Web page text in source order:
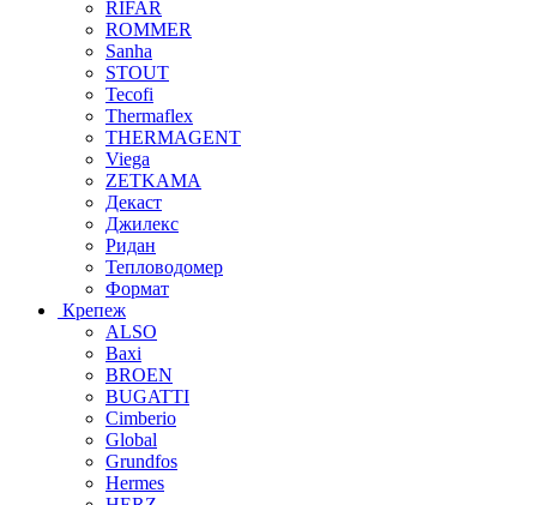
RIFAR
ROMMER
Sanha
STOUT
Tecofi
Thermaflex
THERMAGENT
Viega
ZETKAMA
Декаст
Джилекс
Ридан
Тепловодомер
Формат
Крепеж
ALSO
Baxi
BROEN
BUGATTI
Cimberio
Global
Grundfos
Hermes